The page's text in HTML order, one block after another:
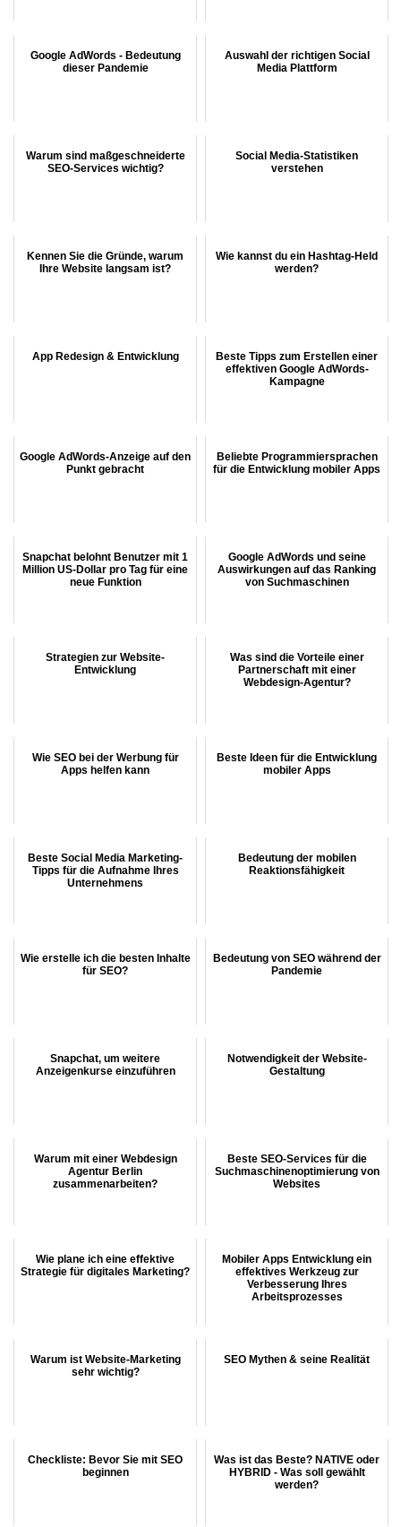
Google AdWords - Bedeutung
dieser Pandemie
Auswahl der richtigen Social
Media Plattform
Warum sind maßgeschneiderte
SEO-Services wichtig?
Social Media-Statistiken
verstehen
Kennen Sie die Gründe, warum
Ihre Website langsam ist?
Wie kannst du ein Hashtag-Held
werden?
App Redesign & Entwicklung
Beste Tipps zum Erstellen einer
effektiven Google AdWords-
Kampagne
Google AdWords-Anzeige auf den
Punkt gebracht
Beliebte Programmiersprachen
für die Entwicklung mobiler Apps
Snapchat belohnt Benutzer mit 1
Million US-Dollar pro Tag für eine
neue Funktion
Google AdWords und seine
Auswirkungen auf das Ranking
von Suchmaschinen
Strategien zur Website-
Entwicklung
Was sind die Vorteile einer
Partnerschaft mit einer
Webdesign-Agentur?
Wie SEO bei der Werbung für
Apps helfen kann
Beste Ideen für die Entwicklung
mobiler Apps
Beste Social Media Marketing-
Tipps für die Aufnahme Ihres
Unternehmens
Bedeutung der mobilen
Reaktionsfähigkeit
Wie erstelle ich die besten Inhalte
für SEO?
Bedeutung von SEO während der
Pandemie
Snapchat, um weitere
Anzeigenkurse einzuführen
Notwendigkeit der Website-
Gestaltung
Warum mit einer Webdesign
Agentur Berlin
zusammenarbeiten?
Beste SEO-Services für die
Suchmaschinenoptimierung von
Websites
Wie plane ich eine effektive
Strategie für digitales Marketing?
Mobiler Apps Entwicklung ein
effektives Werkzeug zur
Verbesserung Ihres
Arbeitsprozesses
Warum ist Website-Marketing
sehr wichtig?
SEO Mythen & seine Realität
Checkliste: Bevor Sie mit SEO
beginnen
Was ist das Beste? NATIVE oder
HYBRID - Was soll gewählt
werden?